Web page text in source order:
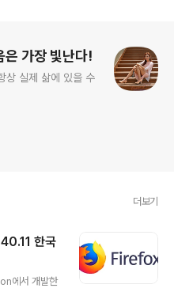
름다움은 가장 빛난다!
상 실제 삶에 있을 수
더보기
한국
에서 개발한